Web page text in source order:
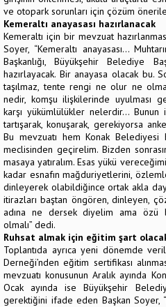
ve otopark sorunları için çözüm
Kemeraltı anayasası hazırlanacak
Kemeraltı için bir mevzuat
Soyer, “Kemeraltı anayasası…
Başkanlığı, Büyükşehir Belediye
hazırlayacak. Bir anayasa olacak bu.
taşılmaz, tente rengi ne olur ne
nedir, komşu ilişkilerinde uyulması
karşı yükümlülükler nelerdir… Bunun
tartışarak, konuşarak, gerekiyorsa
Bu mevzuatı hem Konak
meclisinden geçirelim. Bizden
masaya yatıralım. Esas yükü
kadar esnafın mağduriyetlerini,
dinleyerek olabildiğince ortak akla
itirazları baştan öngören, dinleyen,
adına ne dersek diyelim ama özü
olmalı” dedi.
Ruhsat almak için eğitim şart
Toplantıda ayrıca yeni dönemde
Derneği’nden eğitim sertifikası
mevzuatı konusunun Aralık ayında
Ocak ayında ise Büyükşehir
gerektiğini ifade eden Başkan Soyer,